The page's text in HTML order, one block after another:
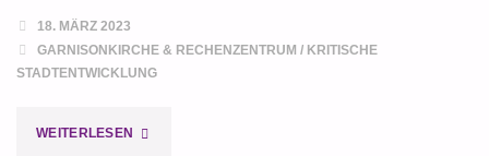
18. MÄRZ 2023
GARNISONKIRCHE & RECHENZENTRUM / KRITISCHE
STADTENTWICKLUNG
WEITERLESEN "GESCHICHTE